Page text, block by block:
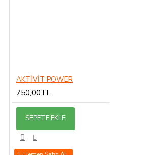
AKTİVİT POWER
750,00TL
SEPETE EKLE